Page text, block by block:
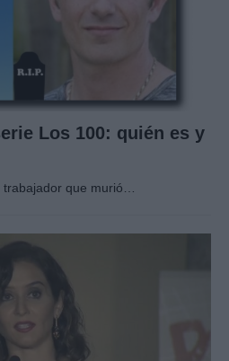
Los 100: quién es y
que murió…